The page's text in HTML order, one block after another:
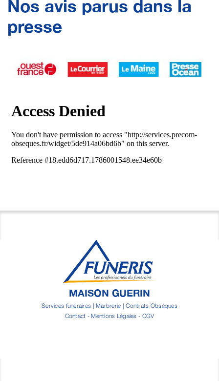
Nos avis parus dans la
presse
MAISON GUERIN
Services funéraires | Marbrerie | Contrats Obsèques
Contact -Mentions Légales - CGV